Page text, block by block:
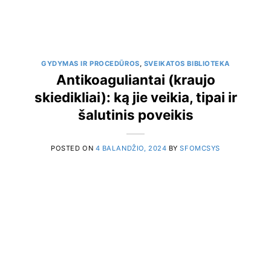
GYDYMAS IR PROCEDŪROS, SVEIKATOS BIBLIOTEKA
Antikoaguliantai (kraujo
skiedikliai): ką jie veikia, tipai ir
šalutinis poveikis
POSTED ON 4 BALANDŽIO, 2024 BYSFOMCSYS